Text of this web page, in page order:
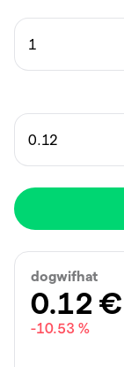
dogwifhat
0.12 €
-10.53 %